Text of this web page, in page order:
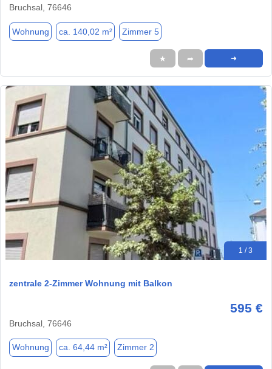
Bruchsal, 76646
Wohnung ca. 140,02 m² Zimmer 5
★ ➦ ➜
1 / 3
zentrale 2-Zimmer Wohnung mit Balkon
595 €
Bruchsal, 76646
Wohnung ca. 64,44 m² Zimmer 2